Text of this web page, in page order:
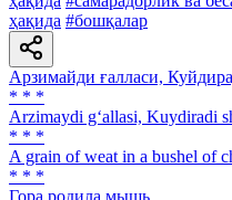
ҳақида #бошқалар
Арзимайди ғалласи,
* * *
Arzimaydi g‘allasi, Kuydiradi
* * *
A grain of weat in a bushel of
* * *